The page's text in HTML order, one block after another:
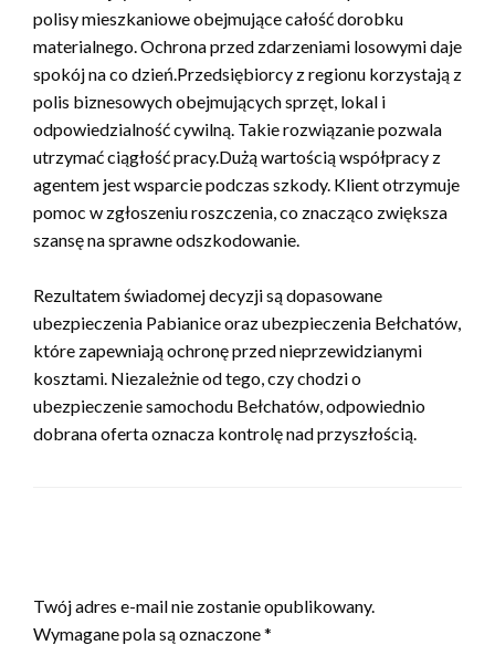
polisy mieszkaniowe obejmujące całość dorobku
materialnego. Ochrona przed zdarzeniami losowymi daje
spokój na co dzień.Przedsiębiorcy z regionu korzystają z
polis biznesowych obejmujących sprzęt, lokal i
odpowiedzialność cywilną. Takie rozwiązanie pozwala
utrzymać ciągłość pracy.Dużą wartością współpracy z
agentem jest wsparcie podczas szkody. Klient otrzymuje
pomoc w zgłoszeniu roszczenia, co znacząco zwiększa
szansę na sprawne odszkodowanie.
Rezultatem świadomej decyzji są dopasowane
ubezpieczenia Pabianice oraz ubezpieczenia Bełchatów,
które zapewniają ochronę przed nieprzewidzianymi
kosztami. Niezależnie od tego, czy chodzi o
ubezpieczenie samochodu Bełchatów, odpowiednio
dobrana oferta oznacza kontrolę nad przyszłością.
Twój adres e-mail nie zostanie opublikowany.
Wymagane pola są oznaczone*